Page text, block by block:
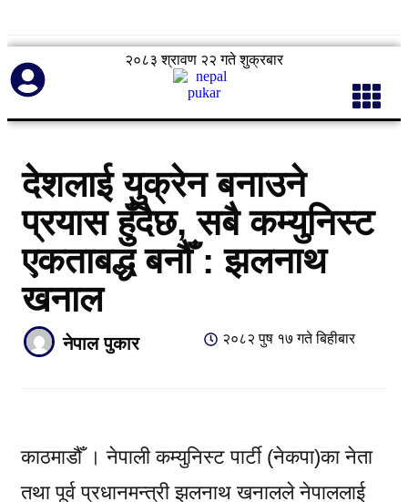
२०८३ श्रावण २२ गते शुक्रबार
देशलाई युक्रेन बनाउने
प्रयास हुँदैछ, सबै कम्युनिस्ट
एकताबद्ध बनौँ : झलनाथ
खनाल
नेपाल पुकार २०८२ पुष १७ गते बिहीबार
काठमाडौँ । नेपाली कम्युनिस्ट पार्टी (नेकपा)का नेता
तथा पूर्व प्रधानमन्त्री झलनाथ खनालले नेपाललाई